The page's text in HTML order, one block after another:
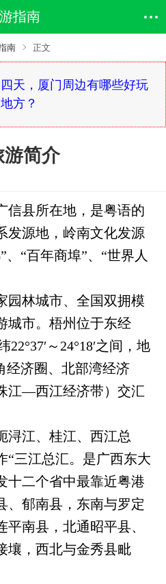
指南
南 正文
天，厦门周边有哪些好玩
方？
游简介
信县所在地，是粤语的
发源地，岭南文化发源
“百年商埠”、“世界人
园林城市、全国双拥模
城市。梧州位于东经
22°37′～24°18′之间，地
经济圈、北部湾经济
江—西江经济带）交汇
浔江、桂江、西江总
“三江总汇。是广西东大
十二个省中最靠近粤港
、郁南县，东南与罗定
南县，北通昭平县、
壤，西北与金秀县毗